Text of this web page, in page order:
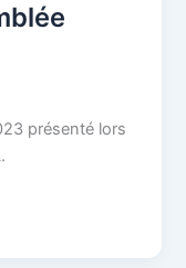
présenté lors